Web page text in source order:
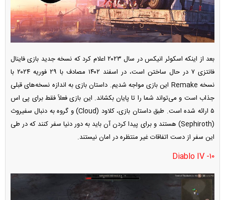
بعد از اینکه اسکوئر انیکس در سال ۲۰۲۳ اعلام کرد که نسخه جدید بازی فاینال
فانتزی ۷ در حال ساختن است، در اسفند ۱۴۰۲ مصادف با ۲۹ فوریه ۲۰۲۴ با
نسخه Remake این بازی مواجه شدیم. داستان بازی به اندازه نسخه‌های قبلی
جذاب است و می‌تواند شما را تا پایان بکشاند. این بازی فعلاً فقط برای پی اس
۵ ارائه شده است. طبق داستان بازی، کلاود (Cloud) و گروه به دنبال سفیروث
(Sephiroth) هستند و برای پیدا کردن آن باید به دور دنیا سفر کنند که در طی
این سفر از دست اتفاقات غیر منتظره در امان نیستند.
۱۰- Diablo IV